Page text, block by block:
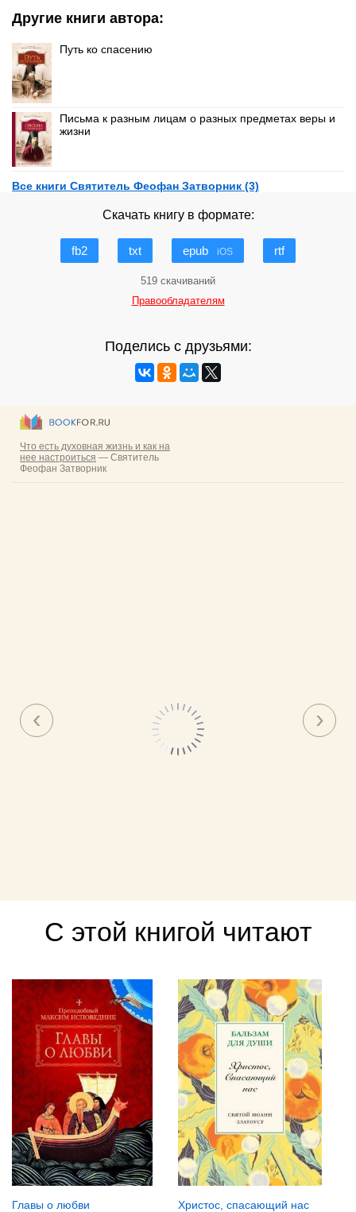
Другие книги автора:
Путь ко спасению
Письма к разным лицам о разных предметах веры и
жизни
Все книги Святитель Феофан Затворник (3)
Скачать книгу в формате:
fb2 txt epub iOS rtf
519 скачиваний
Правообладателям
Поделись с друзьями:
С этой книгой читают
Главы о любви Христос, спасающий нас